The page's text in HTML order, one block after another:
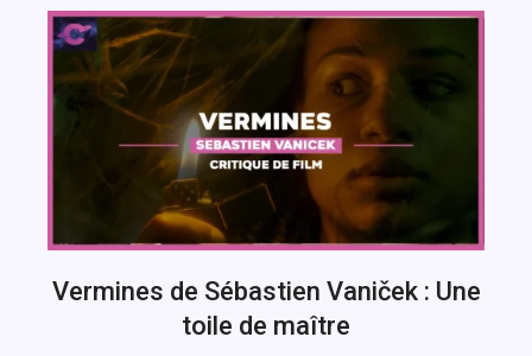
Vermines de Sébastien Vaniček : Une
toile de maître